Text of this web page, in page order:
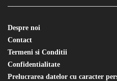
Despre noi
Contact
Termeni si Conditii
Confidentialitate
Prelucrarea datelor cu caracter